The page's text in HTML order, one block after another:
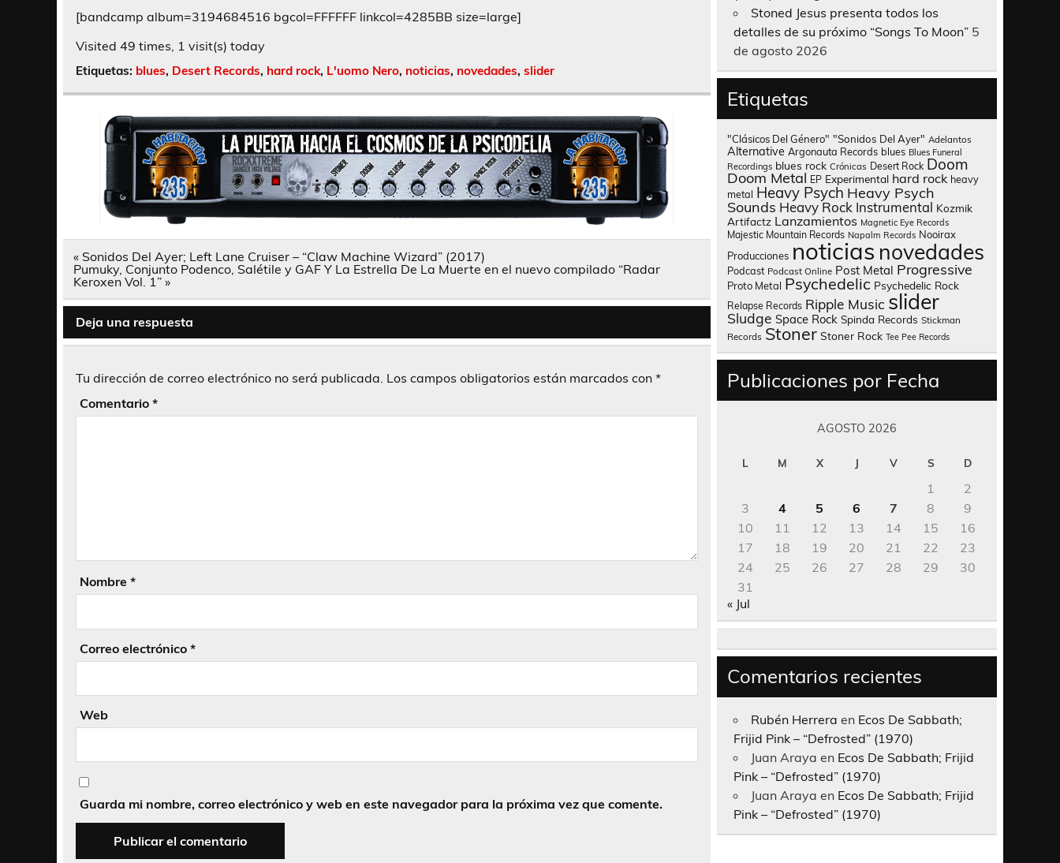
[bandcamp album=3194684516 bgcol=FFFFFF linkcol=4285BB size=large]
Visited 49 times, 1 visit(s) today
Etiquetas: blues, Desert Records, hard rock, L'uomo Nero, noticias, novedades, slider
Navegación
de
entradas
« Sonidos Del Ayer; Left Lane Cruiser – “Claw Machine Wizard” (2017)
Pumuky, Conjunto Podenco, Salétile y GAF Y La Estrella De La Muerte en el nuevo compilado “Radar
Keroxen Vol. 1” »
Deja una respuesta
Tu dirección de correo electrónico no será publicada. Los campos obligatorios están marcados con *
Comentario *
Nombre *
Correo electrónico *
Web
Guarda mi nombre, correo electrónico y web en este navegador para la próxima vez que comente.
Stoned Jesus presenta todos los
detalles de su próximo “Songs To Moon” 5
de agosto 2026
Etiquetas
"Clásicos Del Género" "Sonidos Del Ayer" Adelantos
Alternative Argonauta Records blues Blues Funeral
Recordings blues rock Crónicas Desert Rock Doom
Doom Metal EP Experimental hard rock heavy
metal Heavy Psych Heavy Psych
Sounds Heavy Rock Instrumental Kozmik
Artifactz Lanzamientos Magnetic Eye Records
Majestic Mountain Records Napalm Records Nooirax
Producciones noticias novedades
Podcast Podcast Online Post Metal Progressive
Proto Metal Psychedelic Psychedelic Rock
Relapse Records Ripple Music slider
Sludge Space Rock Spinda Records Stickman
Records Stoner Stoner Rock Tee Pee Records
Publicaciones por Fecha
AGOSTO 2026
L M X J V S D
1
2
3
4 5 6 7 8
9
10
11 12 13 14 15
16
17
18 19 20 21 22
23
24
25 26 27 28 29
30
31
« Jul
Comentarios recientes
Rubén Herrera en Ecos De Sabbath;
Frijid Pink – “Defrosted” (1970)
Juan Araya en Ecos De Sabbath; Frijid
Pink – “Defrosted” (1970)
Juan Araya en Ecos De Sabbath; Frijid
Pink – “Defrosted” (1970)